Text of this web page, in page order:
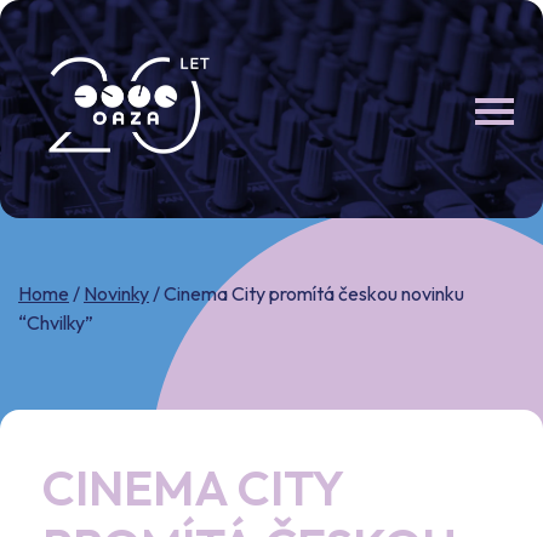
Skip
to
content
Home / Novinky/Cinema City promítá českou novinku
“Chvilky”
CINEMA CITY